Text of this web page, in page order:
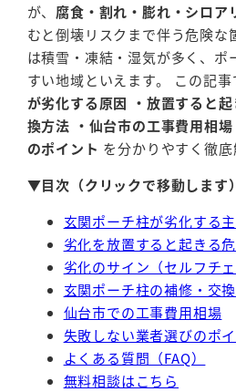
が、腐食・割れ・膨れ・シロア
むと倒壊リスクまで伴う危険な
は積雪・凍結・湿気が多く、ポ
すい地域といえます。 この記事
が劣化する原因 ・放置すると
換方法 ・仙台市の工事費用相
のポイント を分かりやすく徹底
▼目次（クリックで移動します）
玄関ポーチ柱が劣化する
劣化を放置すると起きる
劣化のサイン（セルフチェ
玄関ポーチ柱の補修・交
仙台市での工事費用相場
失敗しない業者選びのポ
よくある質問（FAQ）
無料相談はこちら